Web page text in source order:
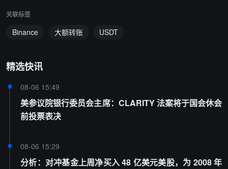
关联标签
Binance 大额转账 USDT
精选快讯
08-06 15:49
美参议院银行委员会主席：CLARITY 法案将于国会休会
前投票表决
08-06 15:29
分析：对冲基金上周净买入 48 亿美元美股，为 2008 年